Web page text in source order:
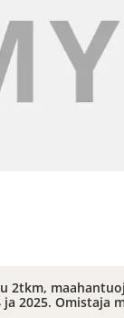
2tkm,
ja 2025. Omistaja